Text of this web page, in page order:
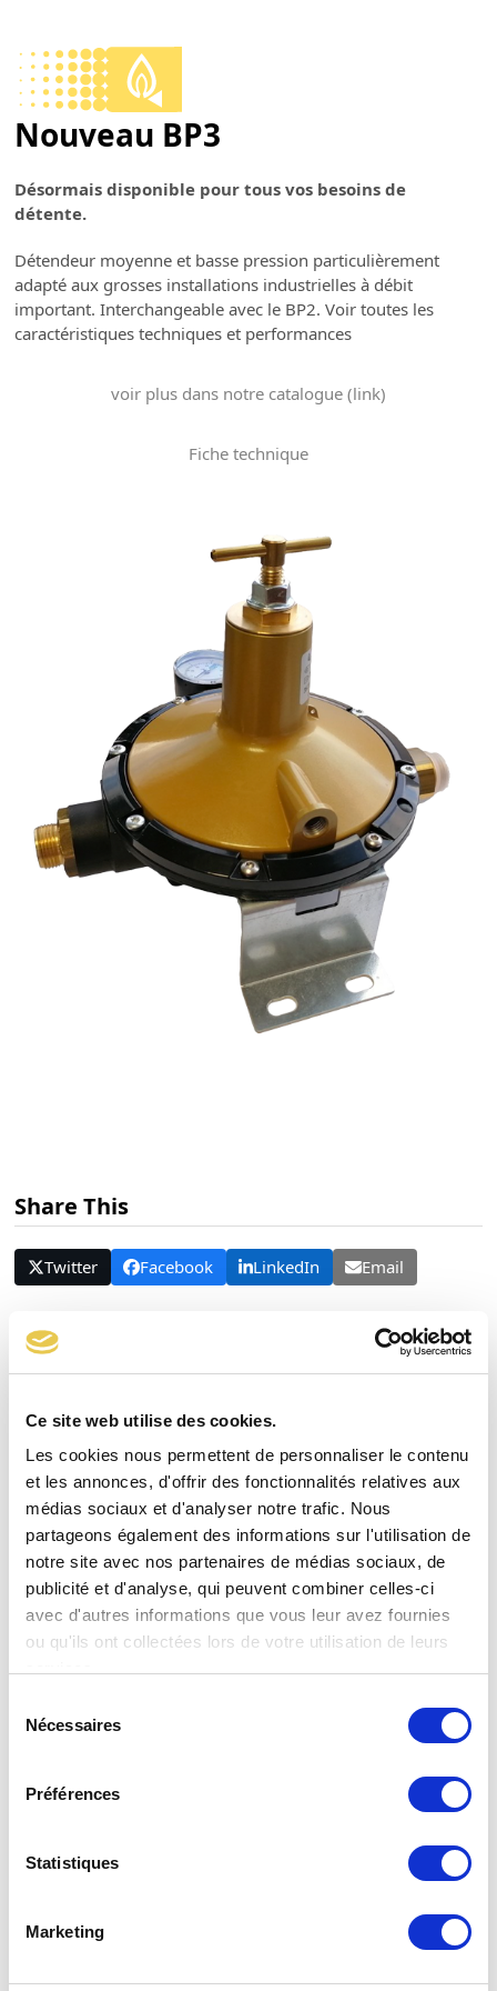
Ce site web utilise des cookies.
Les cookies nous permettent de personnaliser le contenu
et les annonces, d'offrir des fonctionnalités relatives aux
médias sociaux et d'analyser notre trafic. Nous
partageons également des informations sur l'utilisation de
notre site avec nos partenaires de médias sociaux, de
publicité et d'analyse, qui peuvent combiner celles-ci
avec d'autres informations que vous leur avez fournies
ou qu'ils ont collectées lors de votre utilisation de leurs
Nécessaires
Préférences
Statistiques
Marketing
content
Open
mobile
menu
Close
mobile
menu
Nouveau BP3
Désormais disponible pour tous vos besoins de
détente.
Détendeur moyenne et basse pression particulièrement
adapté aux grosses installations industrielles à débit
important. Interchangeable avec le BP2. Voir toutes les
caractéristiques techniques et performances
voir plus dans notre catalogue (link)
Fiche technique
Share This
Twitter Facebook LinkedIn Email
Articles connexes
Découvrez le rapport RSE CLESSE 2026-2027 ! Les enjeux